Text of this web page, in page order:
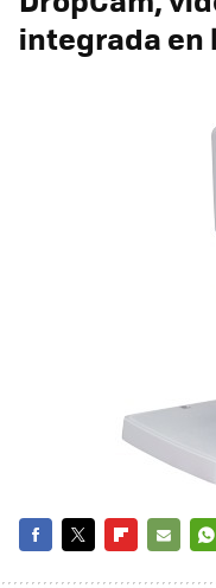
integrada en